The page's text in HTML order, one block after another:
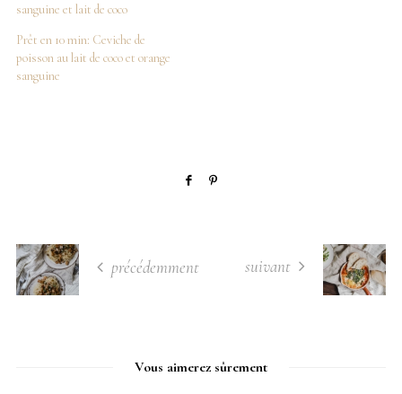
sanguine et lait de coco
Prêt en 10 min: Ceviche de
poisson au lait de coco et orange
sanguine
précédemment suivant
Vous aimerez sûrement